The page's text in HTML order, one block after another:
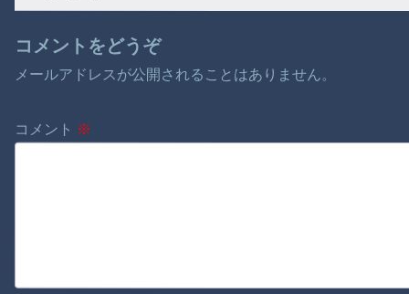
コメントをどうぞ
メールアドレスが公開されることはありません。
コメント ※